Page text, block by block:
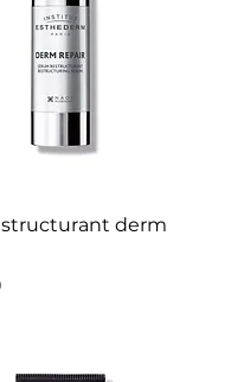
derm